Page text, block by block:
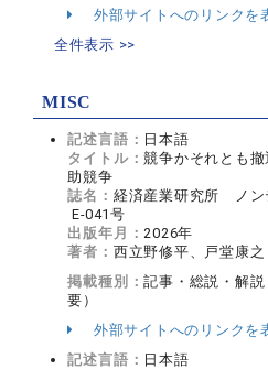
外部サイトへのリンクを
全件表示 >>
MISC
記述言語： 日本語
タイトル：競争かそれとも
助競争
誌名： 経済産業研究所 ノン
E-041号
出版年月：2026年
著者： 西立野修平、戸堂康之
掲載種別：記事・総説・解
要）
外部サイトへのリンクを
記述言語： 日本語